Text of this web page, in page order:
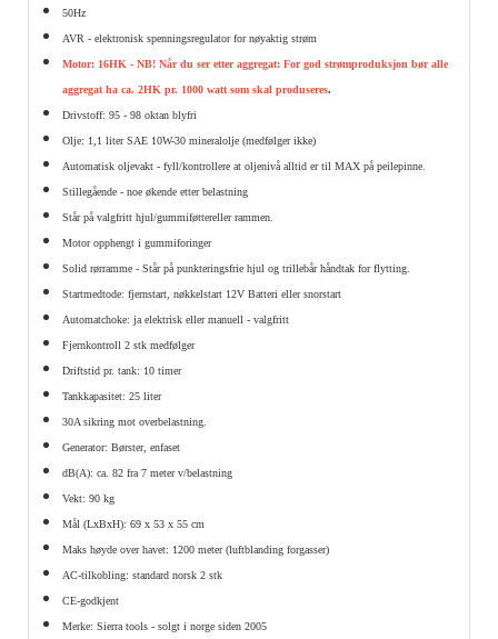
50Hz
AVR - elektronisk spenningsregulator for nøyaktig strøm
Motor: 16HK - NB! Når du ser etter aggregat: For god strømproduksjon bør alle
aggregat ha ca. 2HK pr. 1000 watt som skal produseres.
Drivstoff: 95 - 98 oktan blyfri
Olje: 1,1 liter SAE 10W-30 mineralolje (medfølger ikke)
Automatisk oljevakt - fyll/kontrollere at oljenivå alltid er til MAX på peilepinne.
Stillegående - noe økende etter belastning
Står på valgfritt hjul/gummiføttereller rammen.
Motor opphengt i gummiforinger
Solid rørramme - Står på punkteringsfrie hjul og trillebår håndtak for flytting.
Startmedtode: fjernstart, nøkkelstart 12V Batteri eller snorstart
Automatchoke: ja elektrisk eller manuell - valgfritt
Fjernkontroll 2 stk medfølger
Driftstid pr. tank: 10 timer
Tankkapasitet: 25 liter
30A sikring mot overbelastning.
Generator: Børster, enfaset
dB(A): ca. 82 fra 7 meter v/belastning
Vekt: 90 kg
Mål (LxBxH): 69 x 53 x 55 cm
Maks høyde over havet: 1200 meter (luftblanding forgasser)
AC-tilkobling: standard norsk 2 stk
CE-godkjent
Merke: Sierra tools - solgt i norge siden 2005